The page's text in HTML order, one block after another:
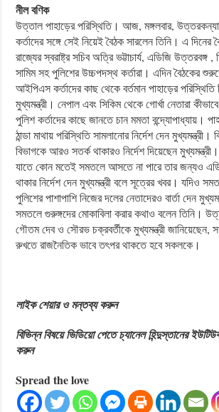
নীল বণিক
উত্তাল পাহাড়ের পরিস্থিতি। আজ, মঙ্গলবার,
কর্তাদের সঙ্গে সেই নিয়েই বৈঠক সারলেন তিনি। এ
রাজ্যের স্বরাষ্ট্র সচিব অত্রি ভট্টাচার্য, এডিজি উত্তরবঙ্গ
সামিম সহ পুলিশের উচ্চপদস্থ কর্তারা। এদিন বৈঠকের
আইপিএস কর্তাদের কাছ থেকে বর্তমান পাহাড়ের পরিস্থিতি
মুখ্যমন্ত্রী। নেপাল এবং সিকিম থেকে গোর্খা নেতারা
পুলিশ কর্তাদের কাছে জানতে চান মমতা বন্দ্যোপাধ্যায়।
ঠান্ডা মাথায় পরিস্থিতি সামলানোর নির্দেশ দেন মুখ্যমন্ত্রী।
বিভাগকে আরও সতর্ক থাকারও নির্দেশ দিয়েছেন
যাতে কোন মতেই সমতলে আসতে না পারে তার জন্যও
থাকার নির্দেশ দেন মুখ্যমন্ত্রী বলে সূত্রের খবর। যদিও
পুলিশের পাশাপাশি নিজের দলের নেতাদেরও বার্তা দেন
সমতলে গুরুঙ্গদের মোকাবিলা করার কথাও বলেন তিনি।
গৌতম দেব ও সৌরভ চক্রবর্তীকে মুখ্যমন্ত্রী জানিয়েছেন,
রুখতে রাজনৈতিক ভাবে তৎপর থাকতে হবে সকলকে।
লাইক শেয়ার ও মন্তব্য করুন
বিভিন্ন বিষয়ে ভিডিয়ো পেতে চ্যানেল হিন্দুস্তানের
করুন
Spread the love